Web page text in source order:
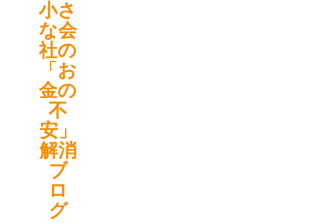
content
小さ
な会
社の
「お
金の
不
安」
解消
ブ
ロ
グ